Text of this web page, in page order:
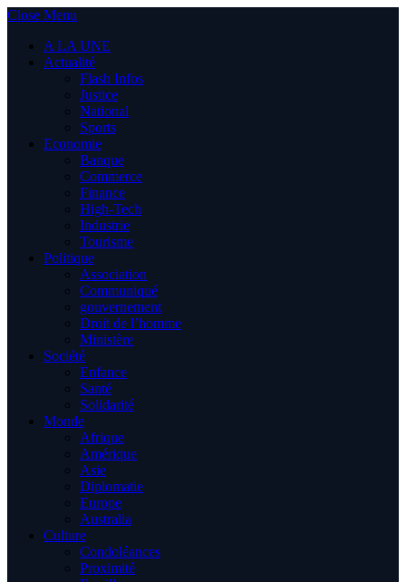
Close Menu
A LA UNE
Actualité
Flash Infos
Justice
National
Sports
Economie
Banque
Commerce
Finance
High-Tech
Industrie
Tourisme
Politique
Association
Communiqué
gouvernement
Droit de l’homme
Ministère
Société
Enfance
Santé
Solidarité
Monde
Afrique
Amérique
Asie
Diplomatie
Europe
Australia
Culture
Condoléances
Proximité